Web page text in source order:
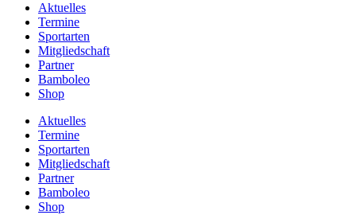
Aktuelles
Termine
Sportarten
Mitgliedschaft
Partner
Bamboleo
Shop
Aktuelles
Termine
Sportarten
Mitgliedschaft
Partner
Bamboleo
Shop